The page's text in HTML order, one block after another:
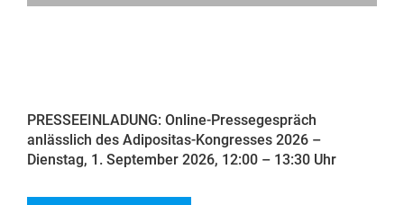
PRESSEEINLADUNG: Online-Pressegespräch
anlässlich des Adipositas-Kongresses 2026 –
Dienstag, 1. September 2026, 12:00 – 13:30 Uhr